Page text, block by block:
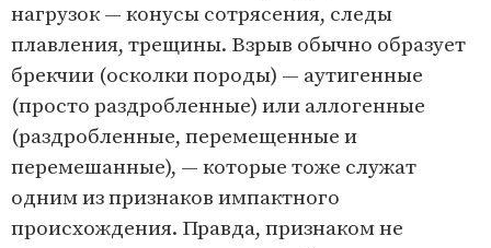
нагрузок — конусы сотрясения, следы
плавления, трещины. Взрыв обычно образует
брекчии (осколки породы) — аутигенные
(просто раздробленные) или аллогенные
(раздробленные, перемещенные и
перемешанные), — которые тоже служат
одним из признаков импактного
происхождения. Правда, признаком не